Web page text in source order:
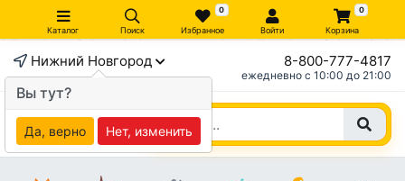
Каталог Поиск
0
Избранное Войти
0
Корзина
Нижний Новгород 8-800-777-4817
ежедневно c 10:00 до 21:00
×
Вы тут?
Да, верно Нет, изменить